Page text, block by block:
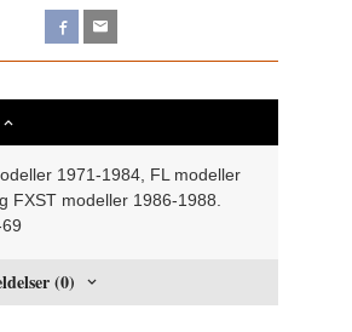
1971-1984, FL modeller
FXST modeller 1986-1988.
(0)